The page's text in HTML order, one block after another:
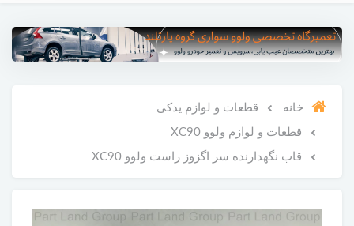
خانه قطعات و لوازم یدکی
قطعات و لوازم ولوو XC90
قاب نگهدارنده سر اگزوز راست ولوو XC90